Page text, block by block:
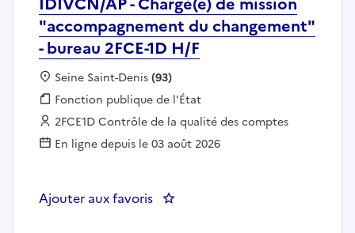
"accompagnement du changement"
- bureau 2FCE-1D H/F
Localisation :
Seine Saint-Denis(93)
Fonction publique :
Fonction publique de l'État
Employeur :
2FCE1D Contrôle de la qualité des comptes
En ligne depuis le 03 août 2026
Ajouter aux favoris : IDIVCN/AP - Chargé(e) de